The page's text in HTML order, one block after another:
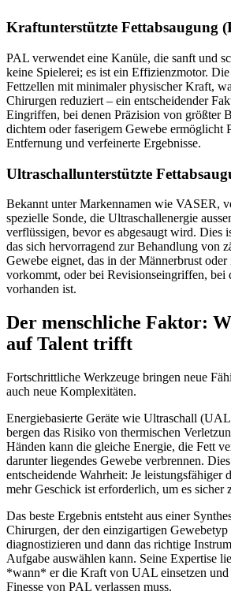
Kraftunterstützte Fettabsaugung
PAL verwendet eine Kanüle, die sanft und
keine Spielerei; es ist ein Effizienzmotor.
Fettzellen mit minimaler physischer Kraft,
Chirurgen reduziert – ein entscheidender
Eingriffen, bei denen Präzision von größter
dichtem oder faserigem Gewebe ermöglicht
Entfernung und verfeinerte Ergebnisse.
Ultraschallunterstützte
Bekannt unter Markennamen wie VASER,
spezielle Sonde, die Ultraschallenergie
verflüssigen, bevor es abgesaugt wird. Dies
das sich hervorragend zur Behandlung von
Gewebe eignet, das in der Männerbrust
vorkommt, oder bei Revisionseingriffen, bei
vorhanden ist.
Der menschliche Faktor:
auf Talent trifft
Fortschrittliche Werkzeuge bringen neue
auch neue Komplexitäten.
Energiebasierte Geräte wie Ultraschall
bergen das Risiko von thermischen
Händen kann die gleiche Energie, die Fett
darunter liegendes Gewebe verbrennen.
entscheidende Wahrheit: Je leistungsfähiger
mehr Geschick ist erforderlich, um es sicher
Das beste Ergebnis entsteht aus einer
Chirurgen, der den einzigartigen Gewebetyp
diagnostizieren und dann das richtige
Aufgabe auswählen kann. Seine Expertise
*wann* er die Kraft von UAL einsetzen
Finesse von PAL verlassen muss.